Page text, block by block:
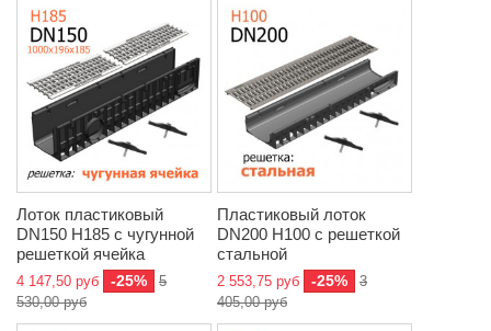
Лоток пластиковый
DN150 H185 с чугунной
решеткой ячейка
4 147,50 руб -25%
5
530,00 руб
Пластиковый лоток
DN200 H100 с решеткой
стальной
2 553,75 руб -25%
3
405,00 руб